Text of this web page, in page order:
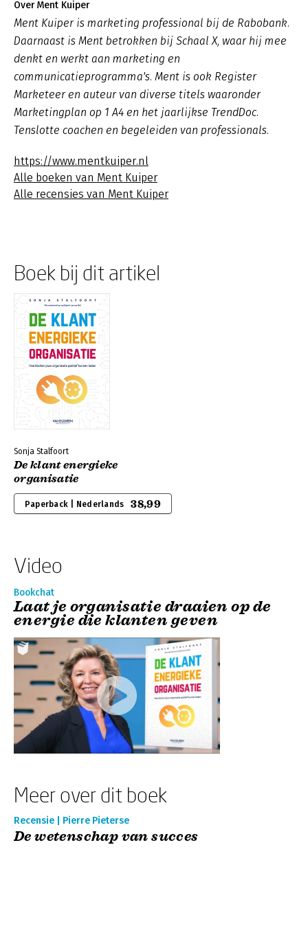
Over Ment Kuiper
Ment Kuiper is marketing professional bij de Rabobank.
Daarnaast is Ment betrokken bij Schaal X, waar hij mee
denkt en werkt aan marketing en
communicatieprogramma's. Ment is ook Register
Marketeer en auteur van diverse titels waaronder
Marketingplan op 1 A4 en het jaarlijkse TrendDoc.
Tenslotte coachen en begeleiden van professionals.
https://www.mentkuiper.nl
Alle boeken van Ment Kuiper
Alle recensies van Ment Kuiper
Boek bij dit artikel
Sonja Stalfoort
De klant energieke
organisatie
Paperback | Nederlands 38,99
Video
Bookchat
Laat je organisatie draaien op de
energie die klanten geven
Meer over dit boek
Recensie | Pierre Pieterse
De wetenschap van succes